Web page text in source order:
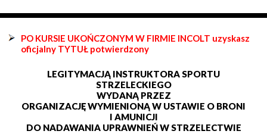
PO KURSIE UKOŃCZONYM W FIRMIE INCOLT uzyskasz
oficjalny TYTUŁ potwierdzony
LEGITYMACJĄ INSTRUKTORA SPORTU
STRZELECKIEGO
WYDANĄ PRZEZ
ORGANIZACJĘ WYMIENIONĄ W USTAWIE O BRONI
I AMUNICJI
DO NADAWANIA UPRAWNIEŃ W STRZELECTWIE